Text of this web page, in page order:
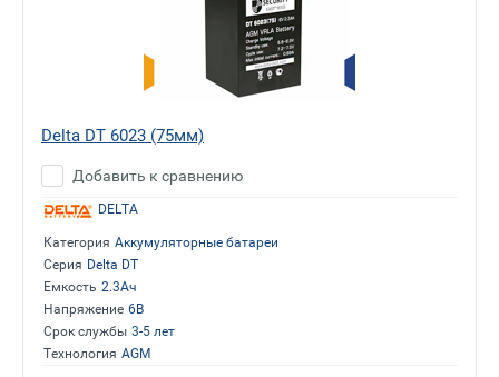
Delta DT 6023 (75мм)
Добавить к сравнению
DELTA
Категория Аккумуляторные батареи
Серия Delta DT
Емкость 2.3Ач
Напряжение 6В
Срок службы 3-5 лет
Технология AGM